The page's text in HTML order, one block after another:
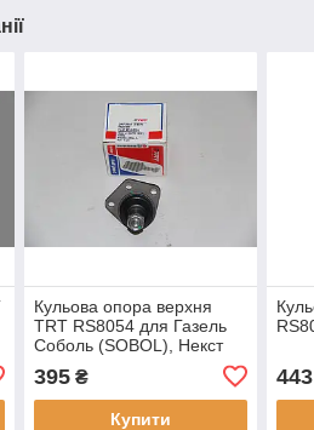
Кульова опора верхня
TRT RS8054 для Газель
Соболь (SOBOL), Некст
оригінальні номери:
A21R23.2904414
395₴
Купити
443